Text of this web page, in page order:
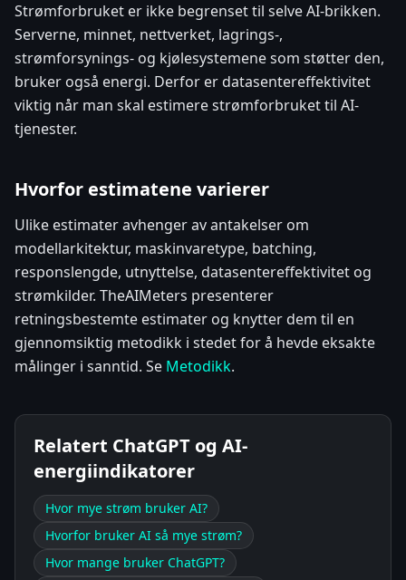
Strømforbruket er ikke begrenset til selve AI-brikken.
Serverne, minnet, nettverket, lagrings-,
strømforsynings- og kjølesystemene som støtter den,
bruker også energi. Derfor er datasentereffektivitet
viktig når man skal estimere strømforbruket til AI-
tjenester.
Hvorfor estimatene varierer
Ulike estimater avhenger av antakelser om
modellarkitektur, maskinvaretype, batching,
responslengde, utnyttelse, datasentereffektivitet og
strømkilder. TheAIMeters presenterer
retningsbestemte estimater og knytter dem til en
gjennomsiktig metodikk i stedet for å hevde eksakte
målinger i sanntid. Se Metodikk.
Relatert ChatGPT og AI-
energiindikatorer
Hvor mye strøm bruker AI?
Hvorfor bruker AI så mye strøm?
Hvor mange bruker ChatGPT?